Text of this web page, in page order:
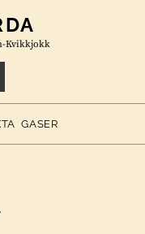
Kvikkjokk
GASER